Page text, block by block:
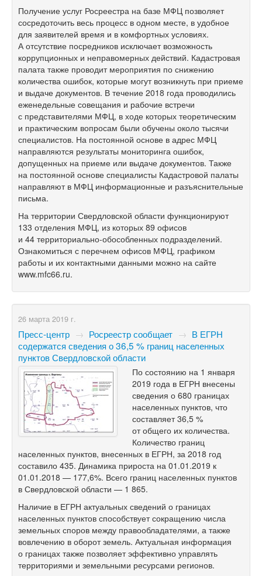
Получение услуг Росреестра на базе МФЦ позволяет
сосредоточить весь процесс в одном месте, в удобное
для заявителей время и в комфортных условиях.
А отсутствие посредников исключает возможность
коррупционных и неправомерных действий. Кадастровая
палата также проводит мероприятия по снижению
количества ошибок, которые могут возникнуть при приеме
и выдаче документов. В течение 2018 года проводились
еженедельные совещания и рабочие встречи
с представителями МФЦ, в ходе которых теоретическим
и практическим вопросам были обучены около тысячи
специалистов. На постоянной основе в адрес МФЦ
направляются результаты мониторинга ошибок,
допущенных на приеме или выдаче документов. Также
на постоянной основе специалисты Кадастровой палаты
направляют в МФЦ информационные и разъяснительные
письма.
На территории Свердловской области функционируют
133 отделения МФЦ, из которых 89 офисов
и 44 территориально-обособленных подразделений.
Ознакомиться с перечнем офисов МФЦ, графиком
работы и их контактными данными можно на сайте
www.mfc66.ru.
26 марта 2019 г.
Пресс-центр → Росреестр сообщает → В ЕГРН
содержатся сведения о 36,5 % границ населенных
пунктов Свердловской области
По состоянию на 1 января
2019 года в ЕГРН внесены
сведения о 680 границах
населенных пунктов, что
составляет 36,5 %
от общего их количества.
Количество границ
населенных пунктов, внесенных в ЕГРН, за 2018 год
составило 435. Динамика прироста на 01.01.2019 к
01.01.2018 — 177,6%. Всего границ населенных пунктов
в Свердловской области — 1 865.
Наличие в ЕГРН актуальных сведений о границах
населенных пунктов способствует сокращению числа
земельных споров между правообладателями, а также
вовлечению в оборот земель. Актуальная информация
о границах также позволяет эффективно управлять
территориями и земельными ресурсами регионов.